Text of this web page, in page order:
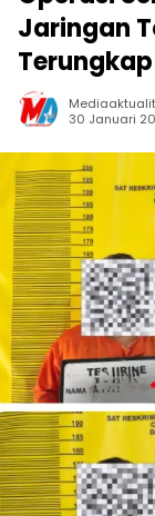
Jaringan
30 Januari